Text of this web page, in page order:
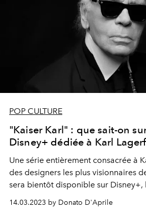
POP CULTURE
"Kaiser Karl" : que sait-on
Disney+ dédiée à Karl
Une série entièrement consacrée à
des designers les plus visionnaires
sera bientôt disponible sur
streaming propre à Disney.
14.03.2023 by Donato D'Aprile